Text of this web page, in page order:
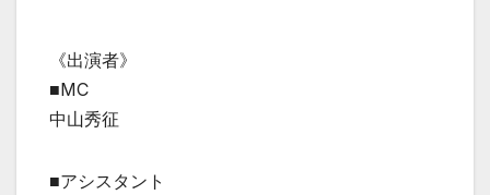
《出演者》
■MC
中山秀征
■アシスタント